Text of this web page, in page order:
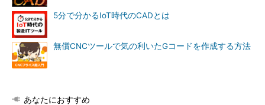
5分で分かるIoT時代のCADとは
無償CNCツールで気の利いたGコードを作成する方法
あなたにおすすめ